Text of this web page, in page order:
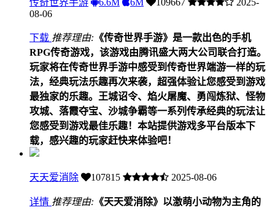
08-06
下载 推荐理由: 《传奇世界手游》是一款出色的手机
RPG传奇游戏，该游戏由腾讯盛大两大公司联合打造。
玩家将在传奇世界手游中感受到传奇世界端游一样的玩
法，经典玩法乐趣再次来袭，超强体验让您感受到游戏
最独家的乐趣。王城诏令、焰火屠魔、勇闯炼狱、怪物
攻城、落霞夺宝、沙城争霸等一系列传承经典的玩法让
您感受到游戏最佳乐趣！本站提供游戏多平台版本下
载，感兴趣的玩家赶快来体验吧！
天天爱消除 107815 2025-08-06
详情 推荐理由: 《天天爱消除》以激萌小动物为主角的